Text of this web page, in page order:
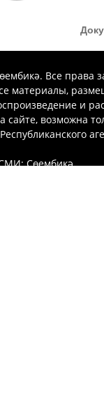
Все права
материалы,
и
сайте, возможна
Сөембикә